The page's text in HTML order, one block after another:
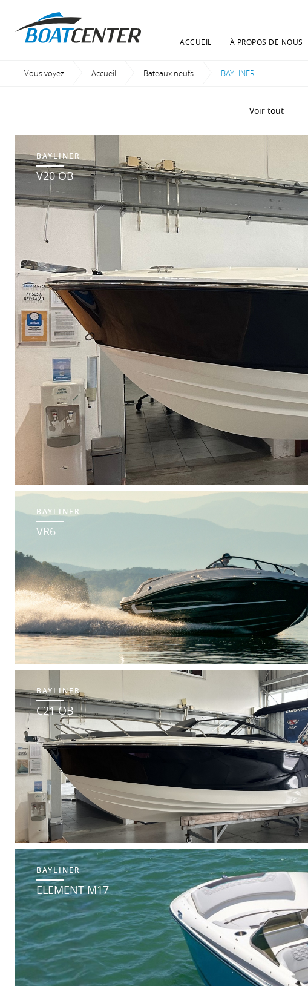
ACCUEIL À PROPOS DE NOUS
Vous voyez Accueil Bateaux neufs Current:
BAYLINER
Voir tout
BAYLINER
V20 OB
BAYLINER
VR6
BAYLINER
C21 OB
BAYLINER
ELEMENT M17